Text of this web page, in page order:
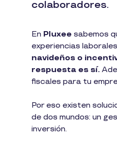
colaboradores.
En Pluxee sabemos
experiencias
navideños o
respuesta es sí.
fiscales para tu
Por eso existen
de dos mundos: un
inversión.